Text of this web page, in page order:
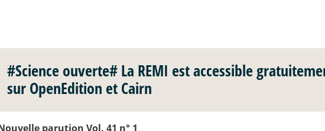
#Science ouverte# La REMI est accessible
sur OpenEdition et Cairn
parution Vol. 41 n° 1